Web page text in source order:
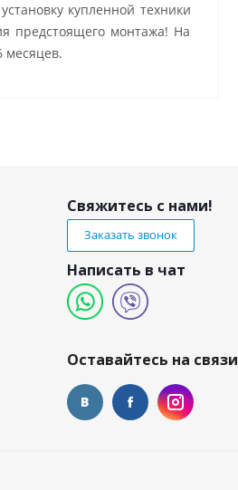
купленной техники
предстоящего монтажа! На
месяцев.
Свяжитесь с нами!
Заказать звонок
Написать в чат
Оставайтесь на связи